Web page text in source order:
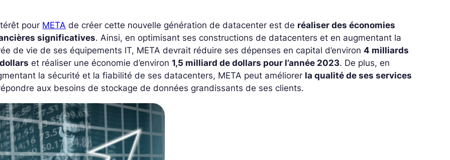
pour META de créer cette nouvelle génération de datacenter est de réaliser des économies
significatives. Ainsi, en optimisant ses constructions de datacenters et en augmentant la
de vie de ses équipements IT, META devrait réduire ses dépenses en capital d’environ4 milliards
et réaliser une économie d’environ1,5 milliard de dollars pour l’année 2023. De plus, en
la sécurité et la fiabilité de ses datacenters, META peut améliorer la qualité de ses services
aux besoins de stockage de données grandissants de ses clients.